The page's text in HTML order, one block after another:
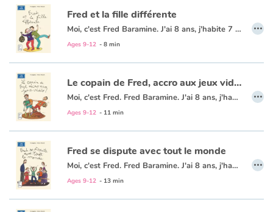
Fred et la fille différente
Moi, c'est Fred Baramine. J'ai 8 ans, j'habite 7 rue Cénou. Samedi, la journée avait super bien commencé : avec Maman, on regardait les dessins animés... jusqu'à ce que sa cousine Caroline arrive avec sa fille ! Elle était - comment dire ? - différente. On m'a expliqué qu'elle était née avec « la trisomie 21 »...
Ages 9-12 - 8 min
…
Le copain de Fred, accro aux jeux vidéo !
Moi, c'est Fred. Fred Baramine. J'ai 8 ans, j'habite 7 rue Cénou. Le week-end dernier, j'ai proposé à mon meilleur copain, Mouloud, de faire une super partie de pique-nique-foot. Mais, bizarre, il a refusé... Il faut dire qu'il avait un nouveau jeu vidéo vraiment génial, mais bon, c'était pas une raison pour faire comme si j'existais plus !
Ages 9-12 - 11 min
…
Fred se dispute avec tout le monde
Moi, c'est Fred. Fred Baramine. J'ai 8 ans, j'habite 7 rue Cénou. L'autre jour, j'ai passé une journée affreuse ! Tout a commencé à l'école, quand Mouloud, mon meilleur copain, a dit à la maîtresse que j'avais copié sur lui... Alors qu'on avait copié tous les deux ! À partir de ce moment, tout n'a fait qu'empirer...
Ages 9-12 - 13 min
…